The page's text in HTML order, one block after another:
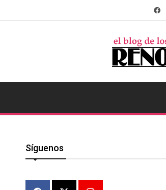
Síguenos